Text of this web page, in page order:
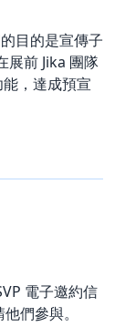
目的是宣傳子
展前 Jika 團隊
，達成預宣
電子邀約信
們參與。